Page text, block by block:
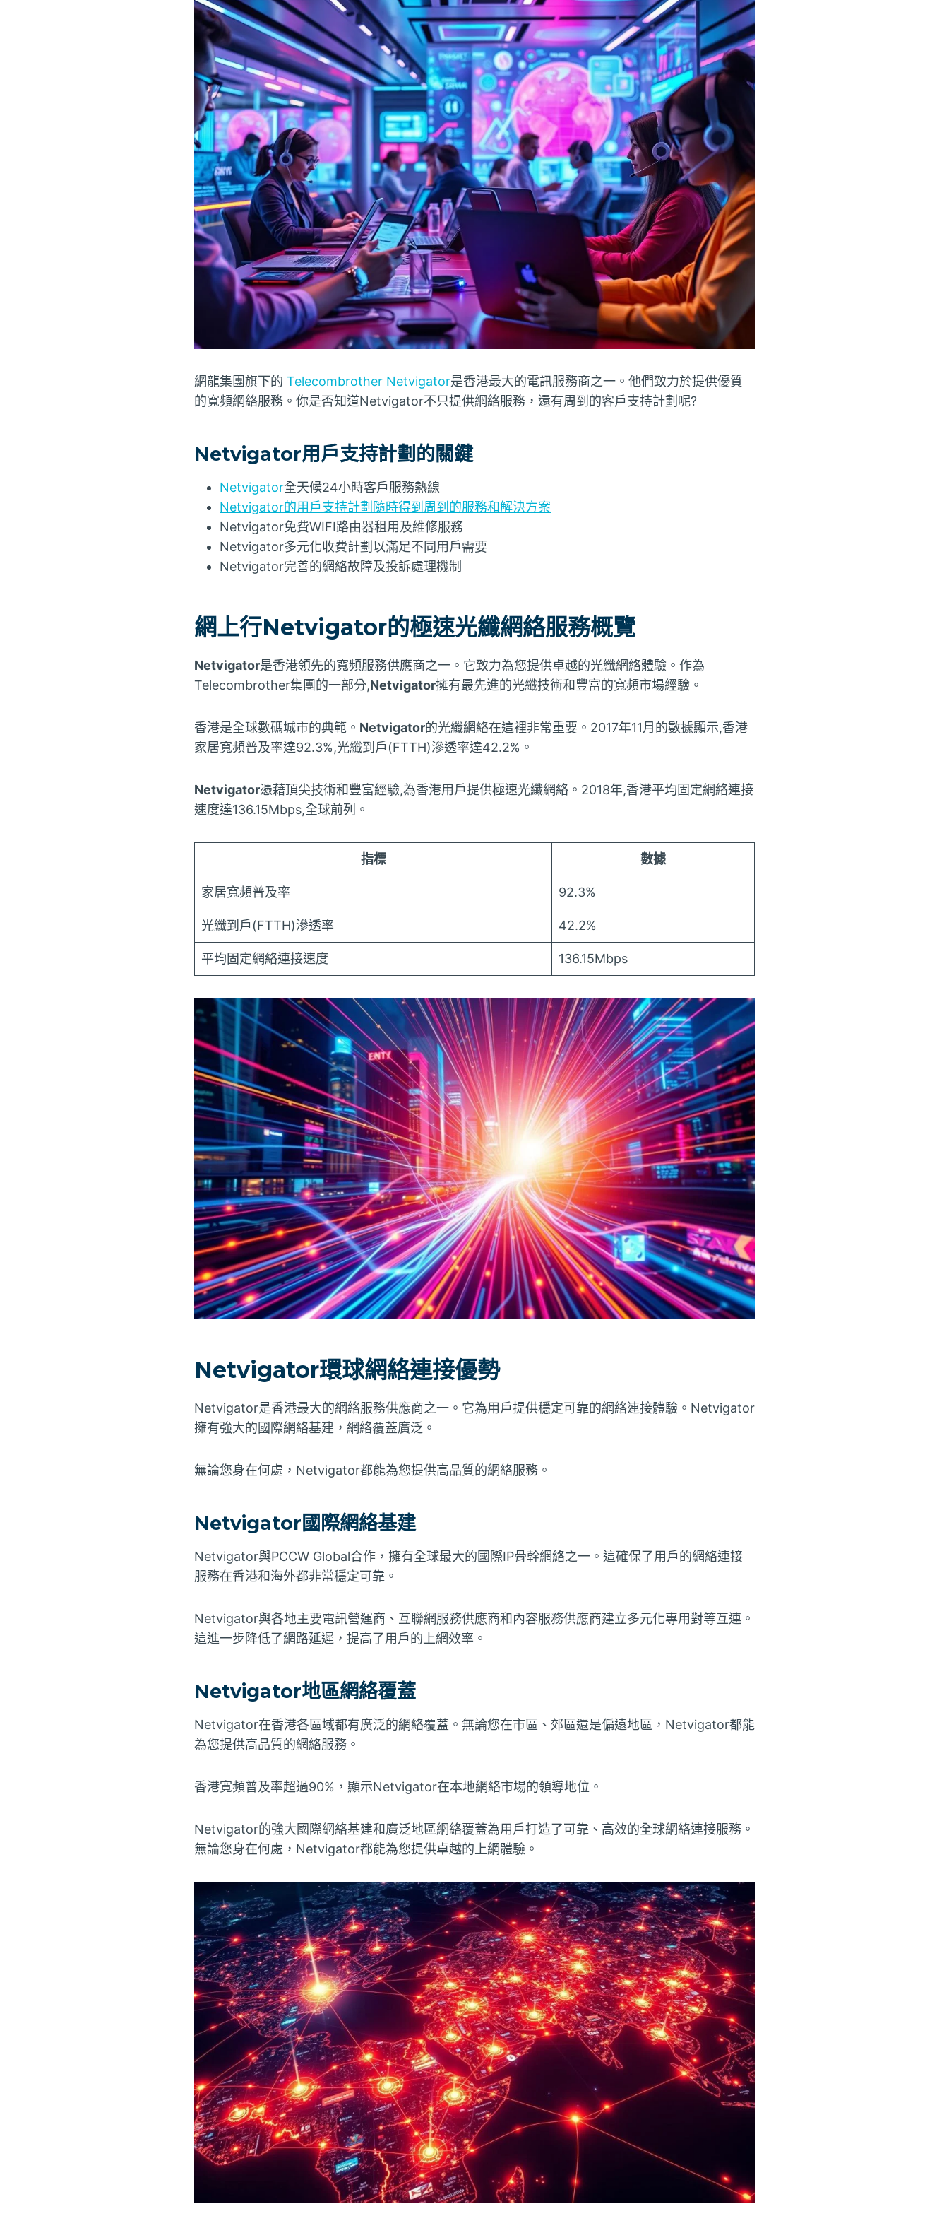
網龍集團旗下的 Telecombrother Netvigator是香港最大的電訊服務商之一。他們致力於提供優質
的寬頻網絡服務。你是否知道Netvigator不只提供網絡服務，還有周到的客戶支持計劃呢?
Netvigator用戶支持計劃的關鍵
Netvigator全天候24小時客戶服務熱線
Netvigator的用戶支持計劃隨時得到周到的服務和解決方案
Netvigator免費WIFI路由器租用及維修服務
Netvigator多元化收費計劃以滿足不同用戶需要
Netvigator完善的網絡故障及投訴處理機制
網上行Netvigator的極速光纖網絡服務概覽
Netvigator是香港領先的寬頻服務供應商之一。它致力為您提供卓越的光纖網絡體驗。作為
Telecombrother集團的一部分,Netvigator擁有最先進的光纖技術和豐富的寬頻市場經驗。
香港是全球數碼城市的典範。 Netvigator的光纖網絡在這裡非常重要。2017年11月的數據顯示,香港
家居寬頻普及率達92.3%,光纖到戶(FTTH)滲透率達42.2%。
Netvigator憑藉頂尖技術和豐富經驗,為香港用戶提供極速光纖網絡。2018年,香港平均固定網絡連接
速度達136.15Mbps,全球前列。
指標 數據
家居寬頻普及率 92.3%
光纖到戶(FTTH)滲透率 42.2%
平均固定網絡連接速度 136.15Mbps
Netvigator環球網絡連接優勢
Netvigator是香港最大的網絡服務供應商之一。它為用戶提供穩定可靠的網絡連接體驗。Netvigator
擁有強大的國際網絡基建，網絡覆蓋廣泛。
無論您身在何處，Netvigator都能為您提供高品質的網絡服務。
Netvigator國際網絡基建
Netvigator與PCCW Global合作，擁有全球最大的國際IP骨幹網絡之一。這確保了用戶的網絡連接
服務在香港和海外都非常穩定可靠。
Netvigator與各地主要電訊營運商、互聯網服務供應商和內容服務供應商建立多元化專用對等互連。
這進一步降低了網路延遲，提高了用戶的上網效率。
Netvigator地區網絡覆蓋
Netvigator在香港各區域都有廣泛的網絡覆蓋。無論您在市區、郊區還是偏遠地區，Netvigator都能
為您提供高品質的網絡服務。
香港寬頻普及率超過90%，顯示Netvigator在本地網絡市場的領導地位。
Netvigator的強大國際網絡基建和廣泛地區網絡覆蓋為用戶打造了可靠、高效的全球網絡連接服務。
無論您身在何處，Netvigator都能為您提供卓越的上網體驗。